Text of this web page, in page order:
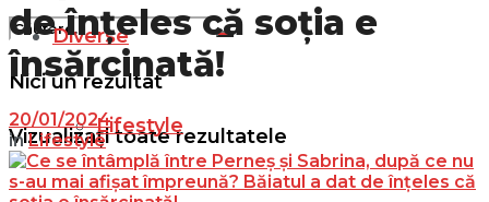
Nici un rezultat
Vizualizați toate rezultatele
Diverse
Lifestyle
de înțeles că soția e
însărcinată!
20/01/2024
in Lifestyle